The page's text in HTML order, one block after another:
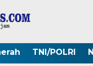
TNI/POLRI